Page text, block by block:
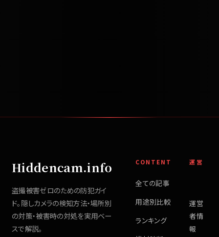
Hiddencam.info
盗撮被害ゼロのための防犯ガイ
ド。隠しカメラの検知方法・場所別
の対策・被害時の対処を実用ベー
スで解説。
CONTENT
全ての記事
用途別比較
ランキング
運営
運営
者情
報